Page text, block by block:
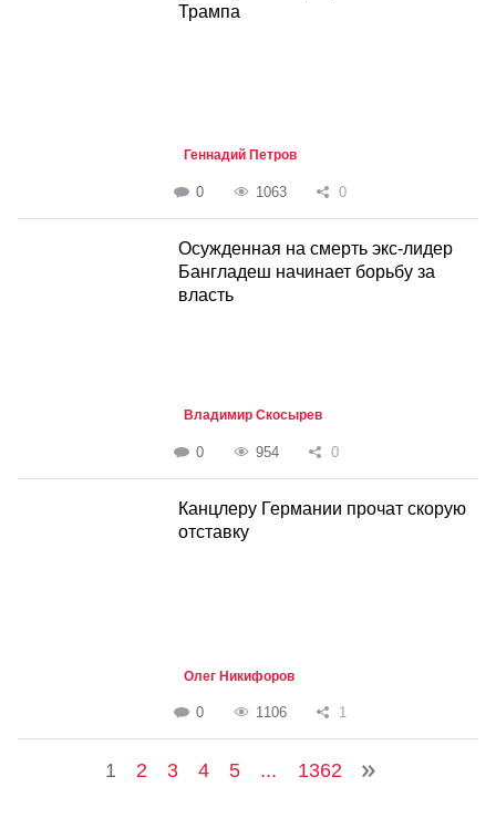
Трампа
Геннадий Петров
0 1063 0
Осужденная на смерть экс-лидер
Бангладеш начинает борьбу за
власть
Владимир Скосырев
0 954 0
Канцлеру Германии прочат скорую
отставку
Олег Никифоров
0 1106 1
1 2 3 4 5 ... 1362